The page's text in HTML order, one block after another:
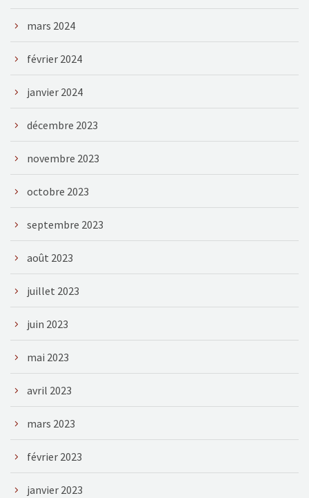
mars 2024
février 2024
janvier 2024
décembre 2023
novembre 2023
octobre 2023
septembre 2023
août 2023
juillet 2023
juin 2023
mai 2023
avril 2023
mars 2023
février 2023
janvier 2023